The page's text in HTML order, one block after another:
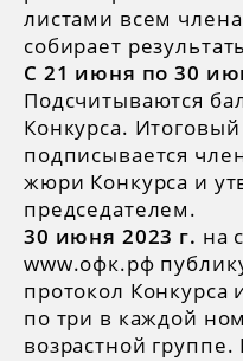
листами всем
собирает
С 21 июня по 30
Подсчитываются
Конкурса.
подписывается
жюри Конкурса и
председателем.
30 июня 2023 г. на
www.офк.рф
протокол
по три в каждой
возрастной группе.